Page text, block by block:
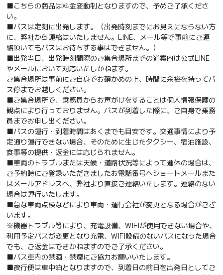
■こちらの商品は料金変動制となりますので、予めご了承くださ
い。
■バスは定刻に出発します。（出発時刻までにお見えにならない方
に、弊社から連絡はいたしません。LINE、メール等で事前にご連
絡頂いてもバスはお待ちする事はできません。）
■出発当日、出発時刻間際のご集合場所までの道案内は公式LINE
やメールにおいて対応いたしかねます。
ご集合場所は事前にご自身でお確かめの上、時間に余裕を持ってバ
ス停までお越しください。
■ご集合場所で、乗務員からお声がけをすることは個人情報保護の
観点により行っておりません。バスが到着した際に、ご自身で乗務
員までお申し出ください。
■バスの運行・到着時間はあくまでも目安です。交通事情により予
定通り運行できない場合、そのために生じたタクシー、宿泊施設、
食事等の提供・返金には応じられません。
■車両のトラブルまたは天候・道路状況等によって運休の場合は、
ご予約時にご登録いただきましたお電話番号へショートメールまた
はメールアドレスへ、弊社より直接ご連絡いたします。連絡のない
場合は運行いたします。
■急な車両点検などにより車両・運行会社が変更となる場合がござ
います。
※機器トラブル等により、充電設備、WIFIが使用できない場合や、
利用予定バスが変更となり充電、WIFI設備のないバスになった場合
でも、ご返金はできかねますのでご了承ください。
■バス車内の禁酒・禁煙にご協力お願いいたします。
■夜行便は車中泊となりますので、到着日の前日を出発日としてご